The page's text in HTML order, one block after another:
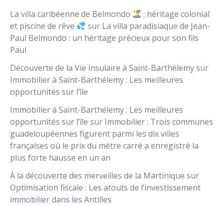
La villa caribéenne de Belmondo
: héritage colonial
et piscine de rêve
sur La villa paradisiaque de Jean-
Paul Belmondo : un héritage précieux pour son fils
Paul
Découverte de la Vie insulaire à Saint-Barthélemysur
Immobilier à Saint-Barthélemy : Les meilleures
opportunités sur l’île
Immobilier à Saint-Barthélemy : Les meilleures
opportunités sur l’île sur Immobilier : Trois communes
guadeloupéennes figurent parmi les dix villes
françaises où le prix du mètre carré a enregistré la
plus forte hausse en un an
À la découverte des merveilles de la Martinique sur
Optimisation fiscale : Les atouts de l’investissement
immobilier dans les Antilles